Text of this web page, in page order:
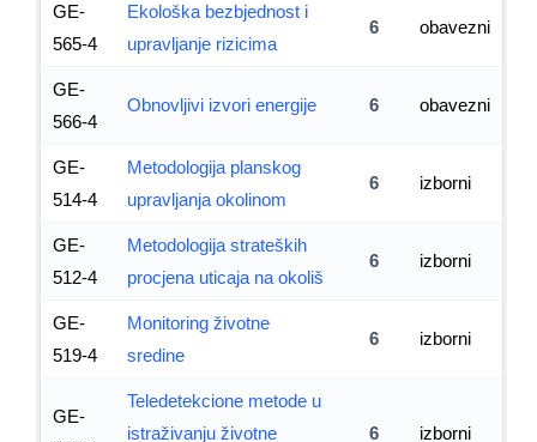
GE-
565-4
Ekološka bezbjednost i
upravljanje rizicima
6 obavezni
GE-
566-4
Obnovljivi izvori energije 6 obavezni
GE-
514-4
Metodologija planskog
upravljanja okolinom
6 izborni
GE-
512-4
Metodologija strateških
procjena uticaja na okoliš
6 izborni
GE-
519-4
Monitoring životne
sredine
6 izborni
GE-
Teledetekcione metode u
istraživanju životne
6 izborni